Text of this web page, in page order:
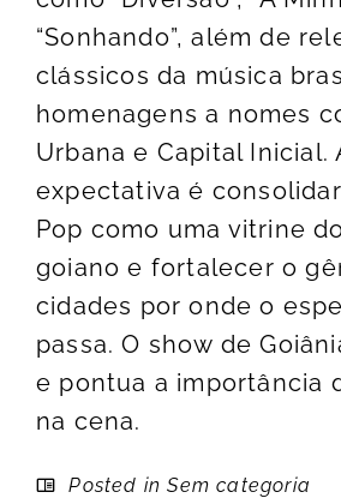
“Sonhando”, além de
clássicos da música
homenagens a nomes
Urbana e Capital Inicial.
expectativa é consolidar
Pop como uma vitrine
goiano e fortalecer o
cidades por onde o
passa. O show de
e pontua a importância
na cena.
Posted in Sem categoria